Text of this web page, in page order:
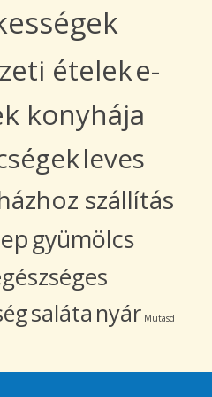
ételeke-
konyhája
leves
szállítás
gyümölcs
saláta nyár Mutasd